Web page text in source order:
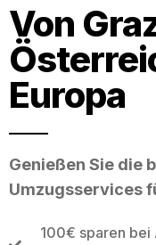
Von
Europa
Genießen Sie die
Umzugsservices
100€ sparen bei